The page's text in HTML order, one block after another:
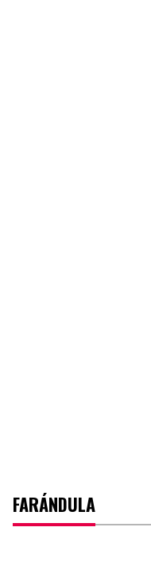
FARÁNDULA